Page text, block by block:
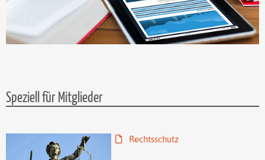
Speziell für Mitglieder
Rechtsschutz